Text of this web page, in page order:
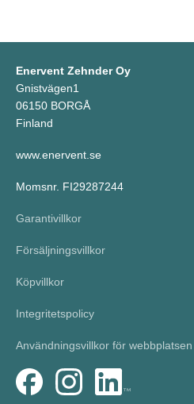
Enervent Zehnder Oy
Gnistvägen1
06150 BORGÅ
Finland
www.enervent.se
Momsnr. FI29287244
Garantivillkor
Försäljningsvillkor
Köpvillkor
Integritetspolicy
Användningsvillkor för webbplatsen